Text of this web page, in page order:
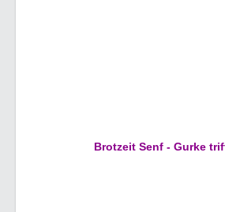
Brotzeit Senf - Gurke